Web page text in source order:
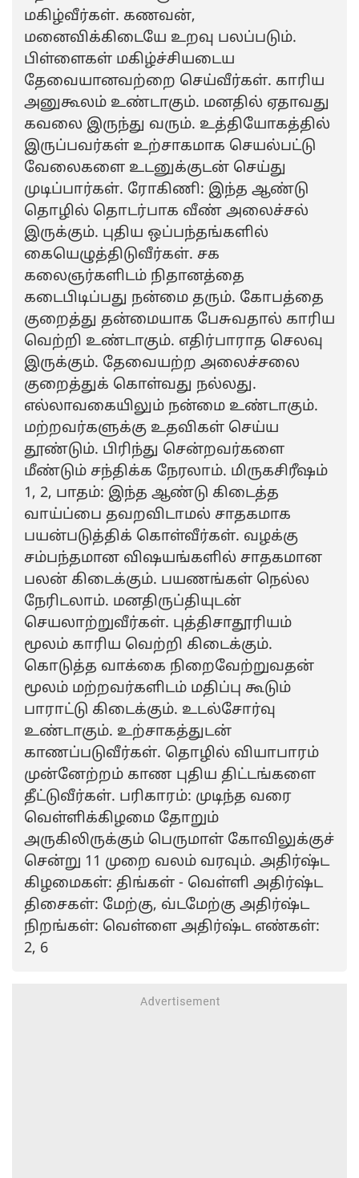
மகிழ்வீர்கள். கணவன்,
மனைவிக்கிடையே உறவு பலப்படும்.
பிள்ளைகள் மகிழ்ச்சியடைய
தேவையானவற்றை செய்வீர்கள். காரிய
அனுகூலம் உண்டாகும். மனதில் ஏதாவது
கவலை இருந்து வரும். உத்தியோகத்தில்
இருப்பவர்கள் உற்சாகமாக செயல்பட்டு
வேலைகளை உடனுக்குடன் செய்து
முடிப்பார்கள். ரோகிணி: இந்த ஆண்டு
தொழில் தொடர்பாக வீண் அலைச்சல்
இருக்கும். புதிய ஒப்பந்தங்களில்
கையெழுத்திடுவீர்கள். சக
கலைஞர்களிடம் நிதானத்தை
கடைபிடிப்பது நன்மை தரும். கோபத்தை
குறைத்து தன்மையாக பேசுவதால் காரிய
வெற்றி உண்டாகும். எதிர்பாராத செலவு
இருக்கும். தேவையற்ற அலைச்சலை
குறைத்துக் கொள்வது நல்லது.
எல்லாவகையிலும் நன்மை உண்டாகும்.
மற்றவர்களுக்கு உதவிகள் செய்ய
தூண்டும். பிரிந்து சென்றவர்களை
மீண்டும் சந்திக்க நேரலாம். மிருகசிரீஷம்
1, 2, பாதம்: இந்த ஆண்டு கிடைத்த
வாய்ப்பை தவறவிடாமல் சாதகமாக
பயன்படுத்திக் கொள்வீர்கள். வழக்கு
சம்பந்தமான விஷயங்களில் சாதகமான
பலன் கிடைக்கும். பயணங்கள் நெல்ல
நேரிடலாம். மனதிருப்தியுடன்
செயலாற்றுவீர்கள். புத்திசாதூரியம்
மூலம் காரிய வெற்றி கிடைக்கும்.
கொடுத்த வாக்கை நிறைவேற்றுவதன்
மூலம் மற்றவர்களிடம் மதிப்பு கூடும்
பாராட்டு கிடைக்கும். உடல்சோர்வு
உண்டாகும். உற்சாகத்துடன்
காணப்படுவீர்கள். தொழில் வியாபாரம்
முன்னேற்றம் காண புதிய திட்டங்களை
தீட்டுவீர்கள். பரிகாரம்: முடிந்த வரை
வெள்ளிக்கிழமை தோறும்
அருகிலிருக்கும் பெருமாள் கோவிலுக்குச்
சென்று 11 முறை வலம் வரவும். அதிர்ஷ்ட
கிழமைகள்: திங்கள் - வெள்ளி அதிர்ஷ்ட
திசைகள்: மேற்கு, வ்டமேற்கு அதிர்ஷ்ட
நிறங்கள்: வெள்ளை அதிர்ஷ்ட எண்கள்:
2, 6